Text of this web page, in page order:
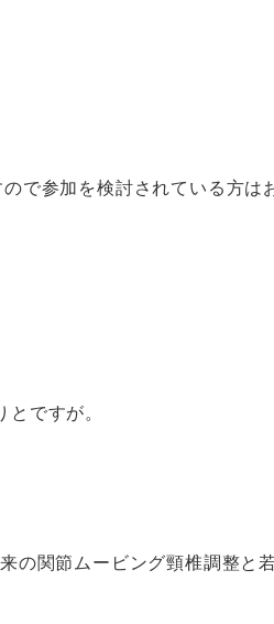
で参加を検討されている方は
ですが。
の関節ムービング頸椎調整と